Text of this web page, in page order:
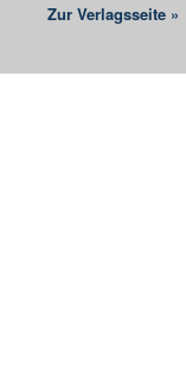
Zur Verlagsseite »